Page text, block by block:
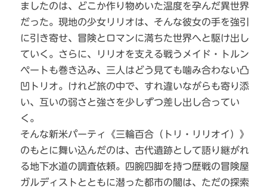
ましたのは、どこか作り物めいた温度を孕んだ異世界
だった。現地の少女リリオは、そんな彼女の手を強引
に引き寄せ、冒険とロマンに満ちた世界へと駆け出し
ていく。さらに、リリオを支える戦うメイド・トルン
ペートも巻き込み、三人はどう見ても噛み合わない凸
凹トリオ。けれど旅の中で、すれ違いながらも寄り添
い、互いの弱さと強さを少しずつ差し出し合ってい
く。
そんな新米パーティ《三輪百合（トリ・リリオイ）》
のもとに舞い込んだのは、古代遺跡として語り継がれ
る地下水道の調査依頼。四腕四脚を持つ歴戦の冒険屋
ガルディストとともに潜った都市の闇は、ただの探索